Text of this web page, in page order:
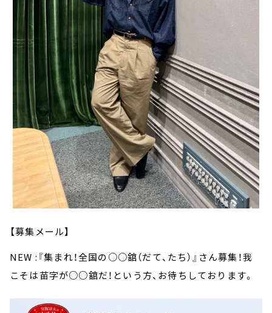
【募集メール】
NEW :『集まれ！全国の○○舘（だて、たち）』さん募集！我
こそは苗字が○○舘だ！という方、お待ちしております。